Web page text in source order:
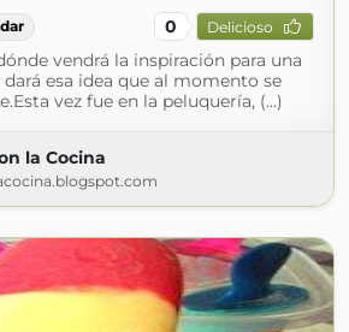
0 Delicioso
vendrá la inspiración para una
esa idea que al momento se
vez fue en la peluquería, (...)
la Cocina